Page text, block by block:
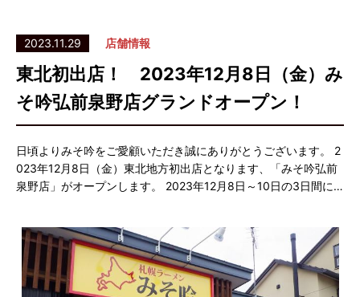
2023.11.29 店舗情報
東北初出店！ 2023年12月8日（金）み
そ吟弘前泉野店グランドオープン！
日頃よりみそ吟をご愛顧いただき誠にありがとうございます。 2
023年12月8日（金）東北地方初出店となります、「みそ吟弘前
泉野店」がオープンします。 2023年12月8日～10日の3日間に…